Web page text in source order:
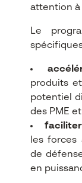
attention à
Le
produits
potentiel
des PME
faciliter
les forces
de
en